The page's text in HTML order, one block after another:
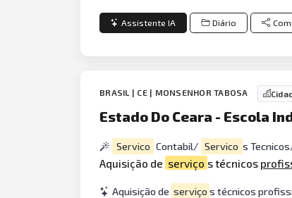
Assistente IA Diário
BRASIL | CE | MONSENHOR TABOSA
Estado Do Ceara - Escola
Servico Contabil/ Servico s
Aquisição de serviço s técnicos
Aquisição de serviço s técnicos